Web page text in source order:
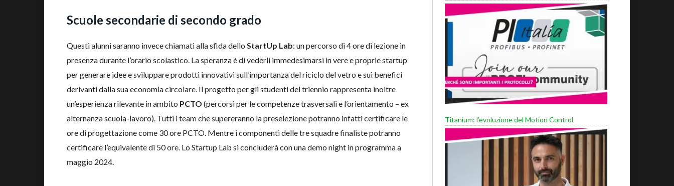
Scuole secondarie di secondo grado
Questi alunni saranno invece chiamati alla sfida dello StartUp Lab: un percorso di 4 ore di lezione in
presenza durante l’orario scolastico. La speranza è di vederli immedesimarsi in vere e proprie startup
per generare idee e sviluppare prodotti innovativi sull’importanza del riciclo del vetro e sui benefici
derivanti dalla sua economia circolare. Il progetto per gli studenti del triennio rappresenta inoltre
un’esperienza rilevante in ambito PCTO (percorsi per le competenze trasversali e l’orientamento – ex
alternanza scuola-lavoro). Tutti i team che supereranno la preselezione potranno infatti certificare le
ore di progettazione come 30 ore PCTO. Mentre i componenti delle tre squadre finaliste potranno
certificare l’equivalente di 50 ore. Lo Startup Lab si concluderà con una demo night in programma a
maggio 2024.
Titanium: l’evoluzione del Motion Control